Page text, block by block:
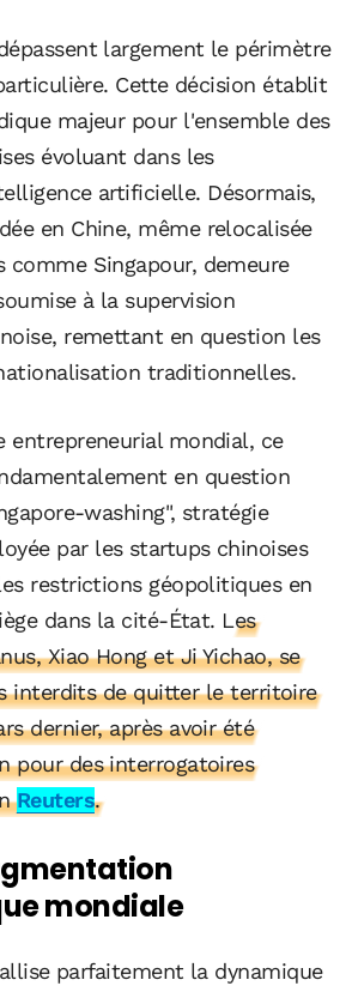
largement le périmètre
Cette décision établit
majeur pour l'ensemble des
évoluant dans les
artificielle. Désormais,
en Chine, même relocalisée
comme Singapour, demeure
à la supervision
remettant en question les
traditionnelles.
entrepreneurial mondial, ce
en question
washing", stratégie
par les startups chinoises
restrictions géopolitiques en
dans la cité-État. Les
Xiao Hong et Ji Yichao, se
interdits de quitter le territoire
dernier, après avoir été
pour des interrogatoires
Reuters.
mondiale
parfaitement la dynamique